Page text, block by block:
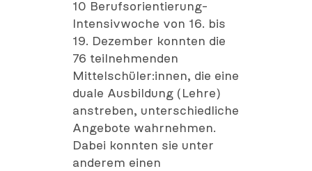
10 Berufsorientierung-
Intensivwoche von 16. bis
19. Dezember konnten die
76 teilnehmenden
Mittelschüler:innen, die eine
duale Ausbildung (Lehre)
anstreben, unterschiedliche
Angebote wahrnehmen.
Dabei konnten sie unter
anderem einen